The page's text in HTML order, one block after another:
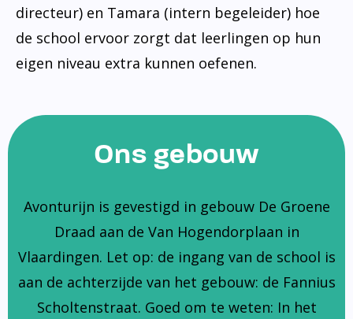
directeur) en Tamara (intern begeleider) hoe
de school ervoor zorgt dat leerlingen op hun
eigen niveau extra kunnen oefenen.
Ons gebouw
Avonturijn is gevestigd in gebouw De Groene
Draad aan de Van Hogendorplaan in
Vlaardingen. Let op: de ingang van de school is
aan de achterzijde van het gebouw: de Fannius
Scholtenstraat. Goed om te weten: In het